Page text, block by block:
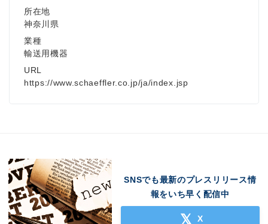
所在地
神奈川県
業種
輸送用機器
URL
https://www.schaeffler.co.jp/ja/index.jsp
SNSでも最新のプレスリリース情
報をいち早く配信中
X